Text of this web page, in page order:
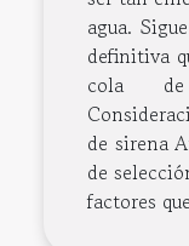
agua.
definitiva
cola
de sirena
de
factores